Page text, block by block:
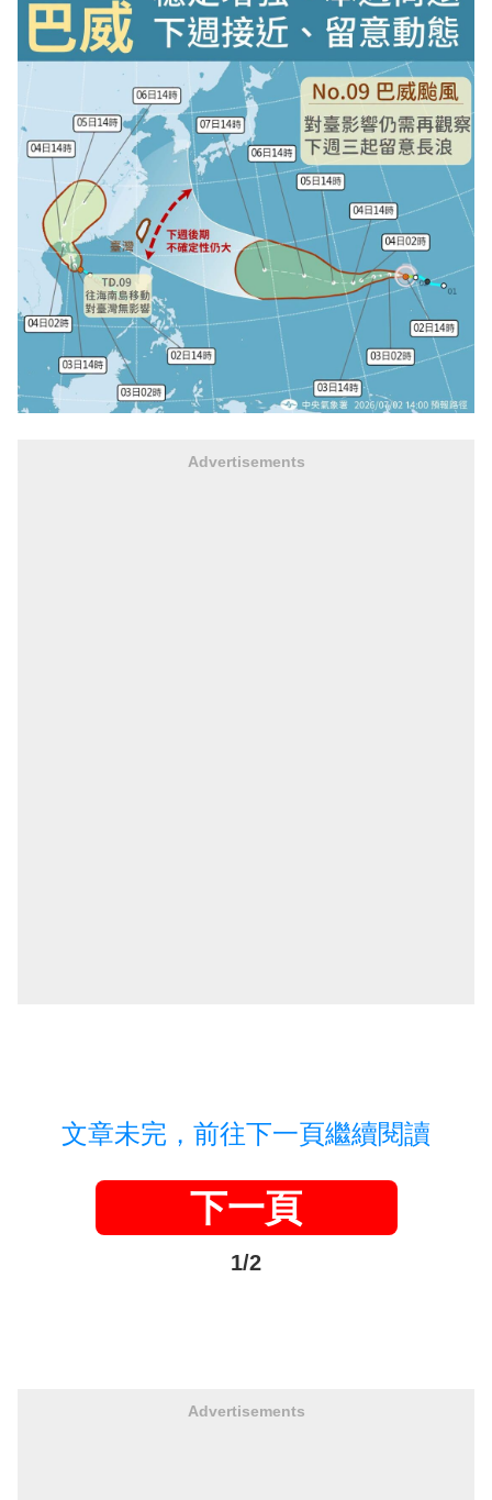
Advertisements
文章未完，前往下一頁繼續閱讀
下一頁
1/2
Advertisements